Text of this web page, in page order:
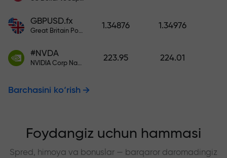
GBPUSD.fx
Great Britain Pound vs US Dollar
1.34876 1.34976
#NVDA
NVIDIA Corp Nasdaq Stock Exchange (Nasdaq) USD
223.95 224.01
Barchasini ko‘rish
Foydangiz uchun hammasi
Spred, himoya va bonuslar — barqaror daromadingiz